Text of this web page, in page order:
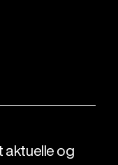
aktuelle og